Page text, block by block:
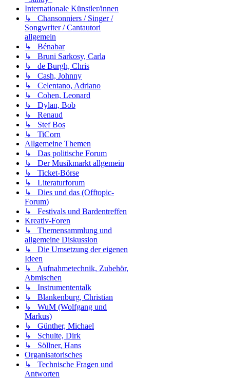
Internationale Künstler/innen
↳ Chansonniers / Singer /
Songwriter / Cantautori
allgemein
↳ Bénabar
↳ Bruni Sarkosy, Carla
↳ de Burgh, Chris
↳ Cash, Johnny
↳ Celentano, Adriano
↳ Cohen, Leonard
↳ Dylan, Bob
↳ Renaud
↳ Stef Bos
↳ TiCorn
Allgemeine Themen
↳ Das politische Forum
↳ Der Musikmarkt allgemein
↳ Ticket-Börse
↳ Literaturforum
↳ Dies und das (Offtopic-
Forum)
↳ Festivals und Bardentreffen
Kreativ-Foren
↳ Themensammlung und
allgemeine Diskussion
↳ Die Umsetzung der eigenen
Ideen
↳ Aufnahmetechnik, Zubehör,
Abmischen
↳ Instrumententalk
↳ Blankenburg, Christian
↳ WuM (Wolfgang und
Markus)
↳ Günther, Michael
↳ Schulte, Dirk
↳ Söllner, Hans
Organisatorisches
↳ Technische Fragen und
Antworten